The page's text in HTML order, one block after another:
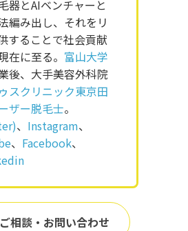
器とAIベンチャーと
編み出し、それをリ
することで社会貢献
在に至る。 富山大学
後、大手美容外科院
スクリニック東京田
ザー脱毛士。
、 Instagram、
、 Facebook、
ご相談・お問い合わせ